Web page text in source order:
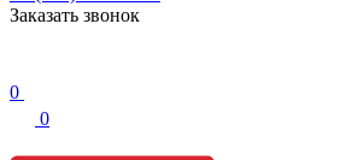
Заказать звонок
0
0